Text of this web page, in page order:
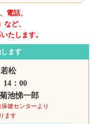
電話、
など、
たします。
ます
松
：00
池悌一郎
健センターより
ます